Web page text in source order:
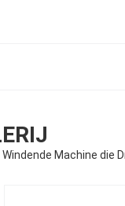
Machine